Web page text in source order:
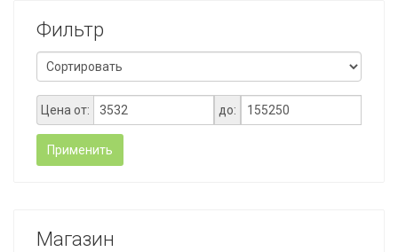
Фильтр
Цена от: до:
Применить
Магазин